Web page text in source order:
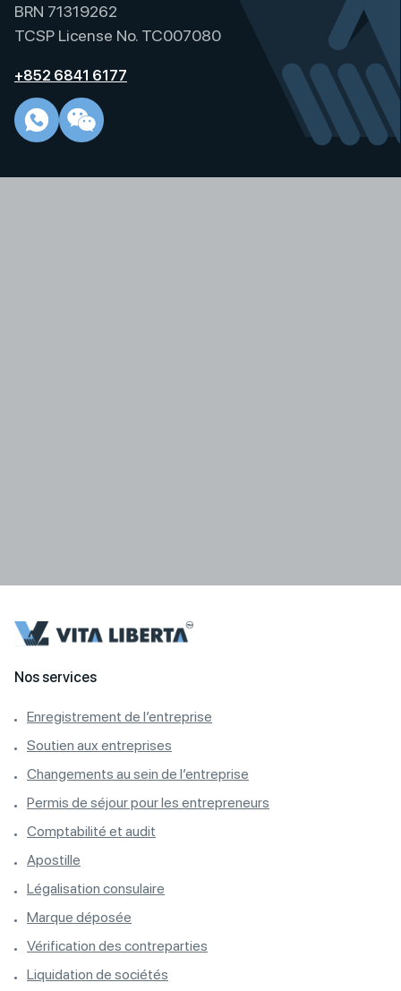
BRN 71319262
TCSP License No. TC007080
+852 6841 6177
Nos services
Enregistrement de l’entreprise
Soutien aux entreprises
Changements au sein de l’entreprise
Permis de séjour pour les entrepreneurs
Comptabilité et audit
Apostille
Légalisation consulaire
Marque déposée
Vérification des contreparties
Liquidation de sociétés